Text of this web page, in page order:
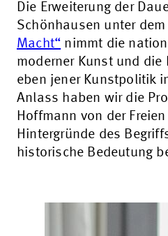
Die Erweiterung der
Schönhausen unter dem
Macht“ nimmt die
moderner Kunst und die
eben jener Kunstpolitik
Anlass haben wir die
Hoffmann von der
Hintergründe des
historische Bedeutung